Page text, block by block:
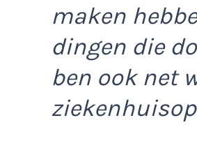
maken
dingen die
ben ook net